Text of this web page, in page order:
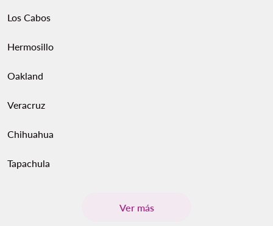
Los Cabos
Hermosillo
Oakland
Veracruz
Chihuahua
Tapachula
Ver más